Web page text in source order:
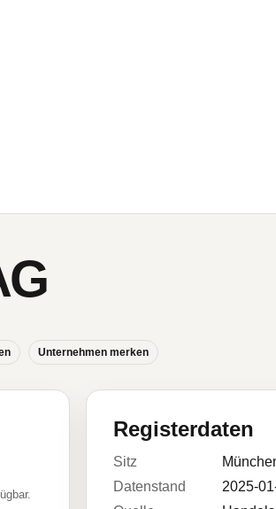
Unternehmen merken
Registerdaten
Sitz
Datenstand
2025-